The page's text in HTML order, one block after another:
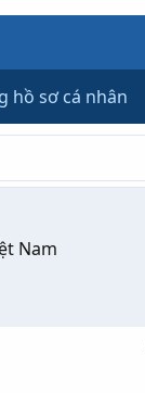
hồ sơ cá nhân
Nam